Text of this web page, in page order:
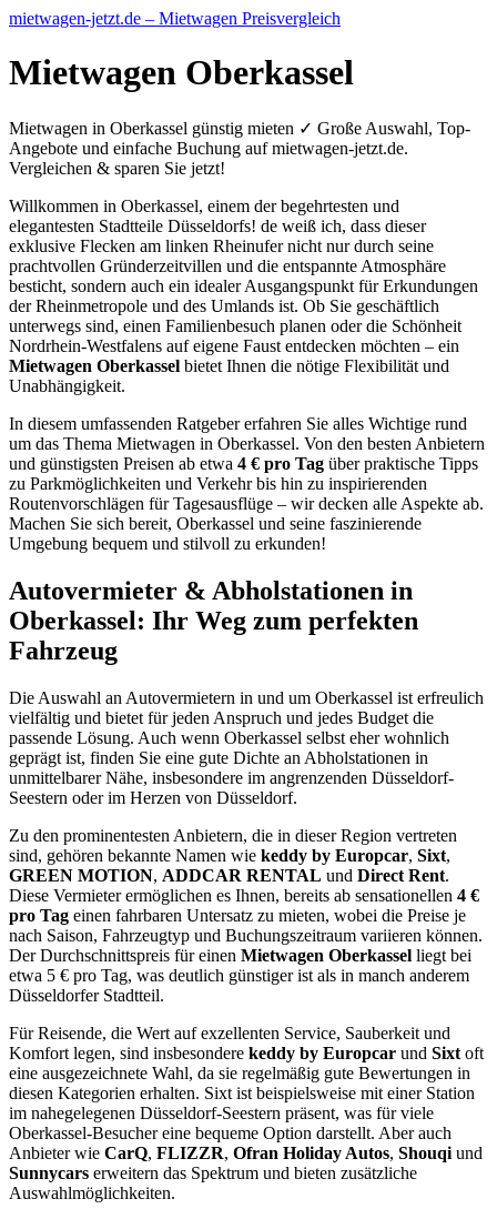
mietwagen-jetzt.de – Mietwagen Preisvergleich
Mietwagen Oberkassel
Mietwagen in Oberkassel günstig mieten ✓ Große Auswahl, Top-
Angebote und einfache Buchung auf mietwagen-jetzt.de.
Vergleichen & sparen Sie jetzt!
Willkommen in Oberkassel, einem der begehrtesten und
elegantesten Stadtteile Düsseldorfs! de weiß ich, dass dieser
exklusive Flecken am linken Rheinufer nicht nur durch seine
prachtvollen Gründerzeitvillen und die entspannte Atmosphäre
besticht, sondern auch ein idealer Ausgangspunkt für Erkundungen
der Rheinmetropole und des Umlands ist. Ob Sie geschäftlich
unterwegs sind, einen Familienbesuch planen oder die Schönheit
Nordrhein-Westfalens auf eigene Faust entdecken möchten – ein
Mietwagen Oberkassel bietet Ihnen die nötige Flexibilität und
Unabhängigkeit.
In diesem umfassenden Ratgeber erfahren Sie alles Wichtige rund
um das Thema Mietwagen in Oberkassel. Von den besten Anbietern
und günstigsten Preisen ab etwa 4 € pro Tag über praktische Tipps
zu Parkmöglichkeiten und Verkehr bis hin zu inspirierenden
Routenvorschlägen für Tagesausflüge – wir decken alle Aspekte ab.
Machen Sie sich bereit, Oberkassel und seine faszinierende
Umgebung bequem und stilvoll zu erkunden!
Autovermieter & Abholstationen in
Oberkassel: Ihr Weg zum perfekten
Fahrzeug
Die Auswahl an Autovermietern in und um Oberkassel ist erfreulich
vielfältig und bietet für jeden Anspruch und jedes Budget die
passende Lösung. Auch wenn Oberkassel selbst eher wohnlich
geprägt ist, finden Sie eine gute Dichte an Abholstationen in
unmittelbarer Nähe, insbesondere im angrenzenden Düsseldorf-
Seestern oder im Herzen von Düsseldorf.
Zu den prominentesten Anbietern, die in dieser Region vertreten
sind, gehören bekannte Namen wie keddy by Europcar, Sixt,
GREEN MOTION, ADDCAR RENTAL und Direct Rent.
Diese Vermieter ermöglichen es Ihnen, bereits ab sensationellen 4 €
pro Tag einen fahrbaren Untersatz zu mieten, wobei die Preise je
nach Saison, Fahrzeugtyp und Buchungszeitraum variieren können.
Der Durchschnittspreis für einen Mietwagen Oberkassel liegt bei
etwa 5 € pro Tag, was deutlich günstiger ist als in manch anderem
Düsseldorfer Stadtteil.
Für Reisende, die Wert auf exzellenten Service, Sauberkeit und
Komfort legen, sind insbesondere keddy by Europcar und Sixt oft
eine ausgezeichnete Wahl, da sie regelmäßig gute Bewertungen in
diesen Kategorien erhalten. Sixt ist beispielsweise mit einer Station
im nahegelegenen Düsseldorf-Seestern präsent, was für viele
Oberkassel-Besucher eine bequeme Option darstellt. Aber auch
Anbieter wie CarQ, FLIZZR, Ofran Holiday Autos, Shouqi und
Sunnycars erweitern das Spektrum und bieten zusätzliche
Auswahlmöglichkeiten.